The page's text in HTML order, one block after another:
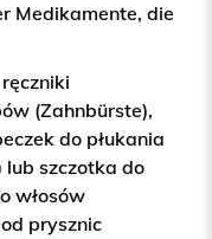
Medikamente, die
ręczniki
(Zahnbürste),
do płukania
lub szczotka do
włosów
prysznic